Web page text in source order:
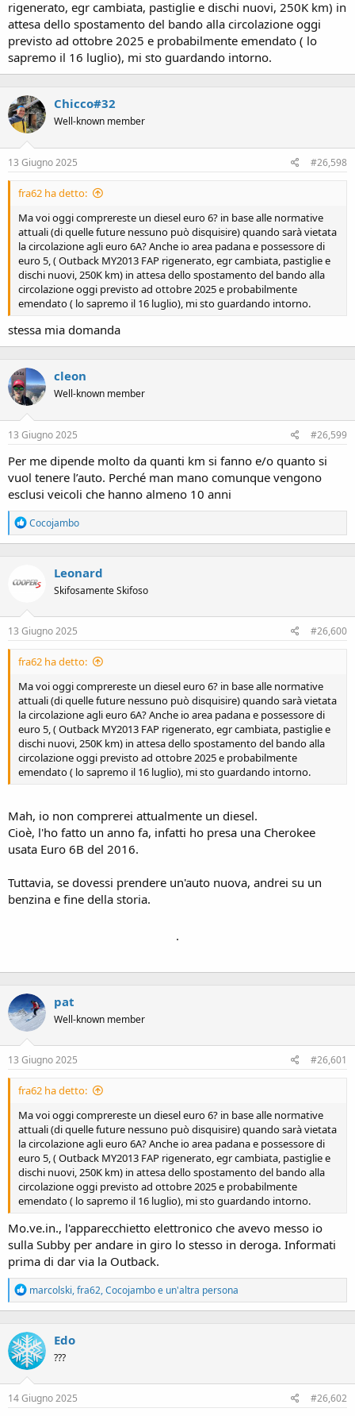
rigenerato, egr cambiata, pastiglie e dischi nuovi, 250K km) in
attesa dello spostamento del bando alla circolazione oggi
previsto ad ottobre 2025 e probabilmente emendato ( lo
sapremo il 16 luglio), mi sto guardando intorno.
Chicco#32
Well-known member
13 Giugno 2025 #26,598
fra62 ha detto:
Ma voi oggi comprereste un diesel euro 6? in base alle normative
attuali (di quelle future nessuno può disquisire) quando sarà vietata
la circolazione agli euro 6A? Anche io area padana e possessore di
euro 5, ( Outback MY2013 FAP rigenerato, egr cambiata, pastiglie e
dischi nuovi, 250K km) in attesa dello spostamento del bando alla
circolazione oggi previsto ad ottobre 2025 e probabilmente
emendato ( lo sapremo il 16 luglio), mi sto guardando intorno.
stessa mia domanda
cleon
Well-known member
13 Giugno 2025 #26,599
Per me dipende molto da quanti km si fanno e/o quanto si
vuol tenere l’auto. Perché man mano comunque vengono
esclusi veicoli che hanno almeno 10 anni
R
e
a
i
n
:
Cocojambo
Leonard
Skifosamente Skifoso
13 Giugno 2025 #26,600
fra62 ha detto:
Ma voi oggi comprereste un diesel euro 6? in base alle normative
attuali (di quelle future nessuno può disquisire) quando sarà vietata
la circolazione agli euro 6A? Anche io area padana e possessore di
euro 5, ( Outback MY2013 FAP rigenerato, egr cambiata, pastiglie e
dischi nuovi, 250K km) in attesa dello spostamento del bando alla
circolazione oggi previsto ad ottobre 2025 e probabilmente
emendato ( lo sapremo il 16 luglio), mi sto guardando intorno.
Mah, io non comprerei attualmente un diesel.
Cioè, l'ho fatto un anno fa, infatti ho presa una Cherokee
usata Euro 6B del 2016.
Tuttavia, se dovessi prendere un'auto nuova, andrei su un
benzina e fine della storia.
.
pat
Well-known member
13 Giugno 2025 #26,601
fra62 ha detto:
Ma voi oggi comprereste un diesel euro 6? in base alle normative
attuali (di quelle future nessuno può disquisire) quando sarà vietata
la circolazione agli euro 6A? Anche io area padana e possessore di
euro 5, ( Outback MY2013 FAP rigenerato, egr cambiata, pastiglie e
dischi nuovi, 250K km) in attesa dello spostamento del bando alla
circolazione oggi previsto ad ottobre 2025 e probabilmente
emendato ( lo sapremo il 16 luglio), mi sto guardando intorno.
Mo.ve.in., l'apparecchietto elettronico che avevo messo io
sulla Subby per andare in giro lo stesso in deroga. Informati
prima di dar via la Outback.
R
e
a
t
i
o
n
:
marcolski,fra62,Cocojamboe un'altra persona
Edo
???
14 Giugno 2025 #26,602